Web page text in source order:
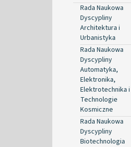
Rada Naukowa
Dyscypliny
Architektura i
Urbanistyka
Rada Naukowa
Dyscypliny
Automatyka,
Elektronika,
Elektrotechnika i
Technologie
Kosmiczne
Rada Naukowa
Dyscypliny
Biotechnologia